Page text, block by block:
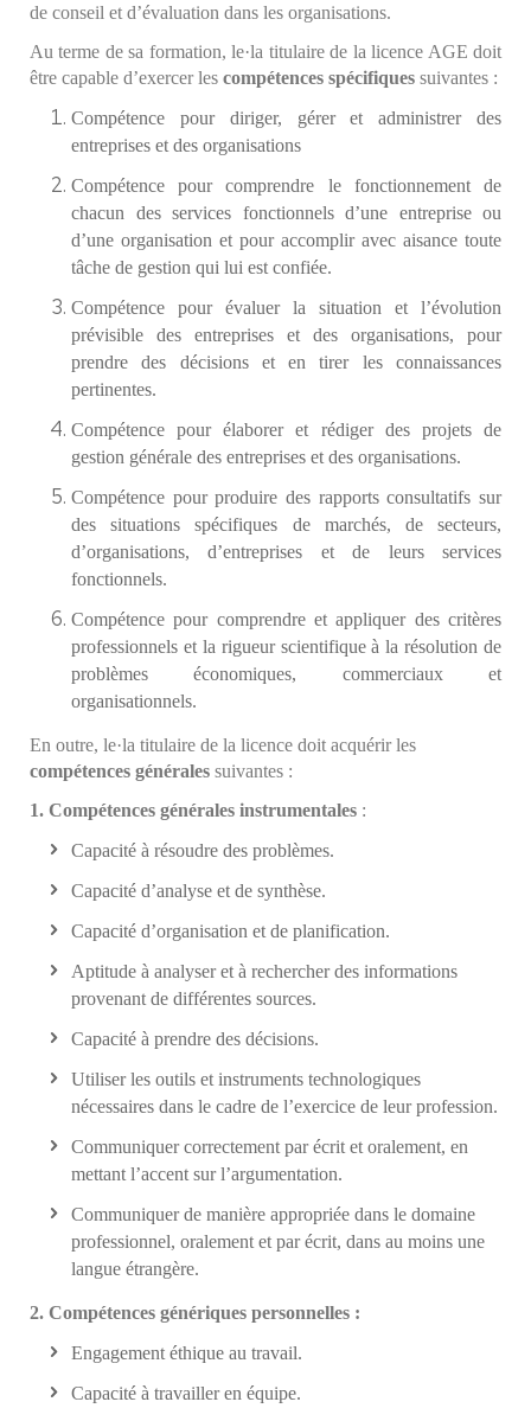
de conseil et d’évaluation dans les organisations.
Au terme de sa formation, le·la titulaire de la licence AGE doit
être capable d’exercer les compétences spécifiques suivantes :
Compétence pour diriger, gérer et administrer des
entreprises et des organisations
Compétence pour comprendre le fonctionnement de
chacun des services fonctionnels d’une entreprise ou
d’une organisation et pour accomplir avec aisance toute
tâche de gestion qui lui est confiée.
Compétence pour évaluer la situation et l’évolution
prévisible des entreprises et des organisations, pour
prendre des décisions et en tirer les connaissances
pertinentes.
Compétence pour élaborer et rédiger des projets de
gestion générale des entreprises et des organisations.
Compétence pour produire des rapports consultatifs sur
des situations spécifiques de marchés, de secteurs,
d’organisations, d’entreprises et de leurs services
fonctionnels.
Compétence pour comprendre et appliquer des critères
professionnels et la rigueur scientifique à la résolution de
problèmes économiques, commerciaux et
organisationnels.
En outre, le·la titulaire de la licence doit acquérir les
compétences générales suivantes :
1. Compétences générales instrumentales :
Capacité à résoudre des problèmes.
Capacité d’analyse et de synthèse.
Capacité d’organisation et de planification.
Aptitude à analyser et à rechercher des informations
provenant de différentes sources.
Capacité à prendre des décisions.
Utiliser les outils et instruments technologiques
nécessaires dans le cadre de l’exercice de leur profession.
Communiquer correctement par écrit et oralement, en
mettant l’accent sur l’argumentation.
Communiquer de manière appropriée dans le domaine
professionnel, oralement et par écrit, dans au moins une
langue étrangère.
2. Compétences génériques personnelles :
Engagement éthique au travail.
Capacité à travailler en équipe.